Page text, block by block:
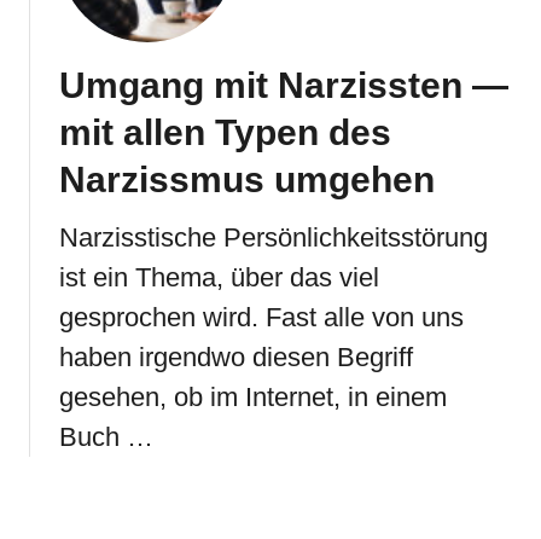
Umgang mit Narzissten —
mit allen Typen des
Narzissmus umgehen
Narzisstische Persönlichkeitsstörung
ist ein Thema, über das viel
gesprochen wird. Fast alle von uns
haben irgendwo diesen Begriff
gesehen, ob im Internet, in einem
Buch …